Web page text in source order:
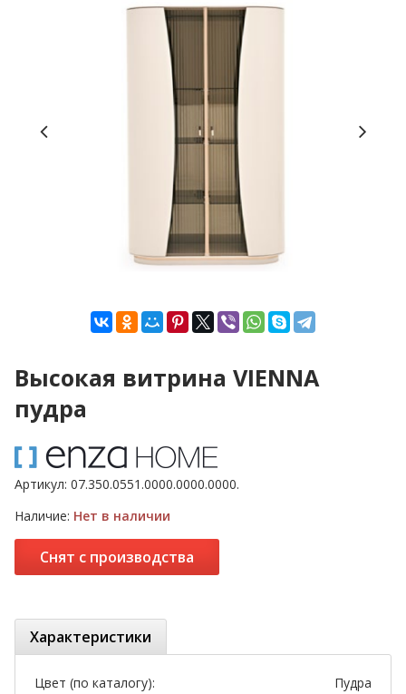
Высокая витрина VIENNA
пудра
Артикул: 07.350.0551.0000.0000.0000.
Наличие: Нет в наличии
Снят с производства
Характеристики
Цвет (по каталогу):
Пудра